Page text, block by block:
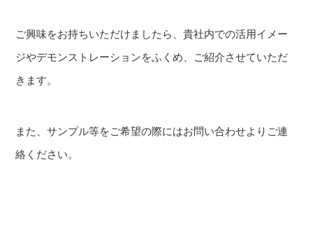
ご興味をお持ちいただけましたら、貴社内での活用イメー
ジやデモンストレーションをふくめ、ご紹介させていただ
きます。
また、サンプル等をご希望の際にはお問い合わせよりご連
絡ください。